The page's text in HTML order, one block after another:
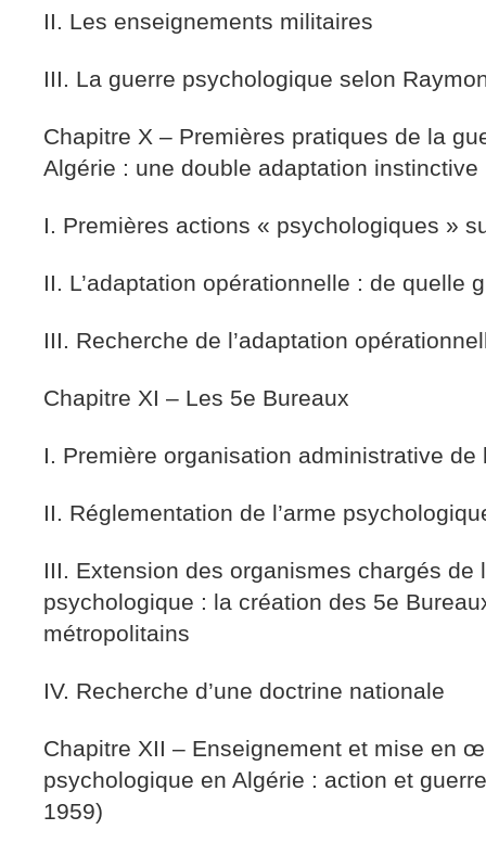
II. Les enseignements militaires
III. La guerre psychologique selon
Chapitre X – Premières pratiques de la
Algérie : une double adaptation instinctive
I. Premières actions « psychologiques »
II. L’adaptation opérationnelle : de quelle
III. Recherche de l’adaptation
Chapitre XI – Les 5e Bureaux
I. Première organisation administrative de
II. Réglementation de l’arme
III. Extension des organismes chargés de
psychologique : la création des 5e
métropolitains
IV. Recherche d’une doctrine nationale
Chapitre XII – Enseignement et mise en
psychologique en Algérie : action et
1959)